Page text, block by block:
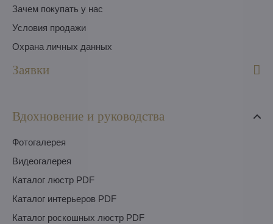
Зачем покупать у нас
Условия продажи
Охрана личных данных
Заявки
Вдохновение и руководства
Фотогалерея
Видеогалерея
Каталог люстр PDF
Каталог интерьеров PDF
Каталог роскошных люстр PDF